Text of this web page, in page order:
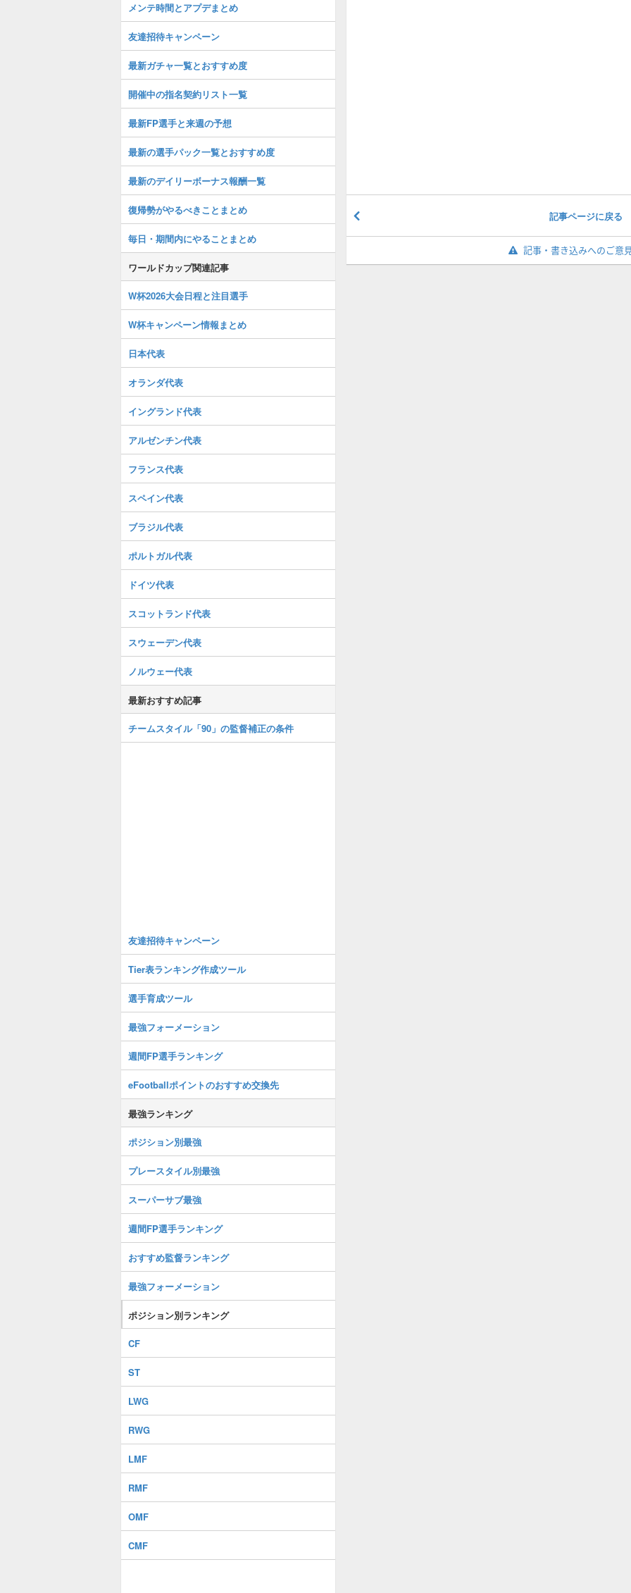
記事ページに戻る
記事・書き込みへのご意
メンテ時間とアプデまとめ
友達招待キャンペーン
最新ガチャ一覧とおすすめ度
開催中の指名契約リスト一覧
最新FP選手と来週の予想
最新の選手パック一覧とおすすめ度
最新のデイリーボーナス報酬一覧
復帰勢がやるべきことまとめ
毎日・期間内にやることまとめ
ワールドカップ関連記事
W杯2026大会日程と注目選手
W杯キャンペーン情報まとめ
日本代表
オランダ代表
イングランド代表
アルゼンチン代表
フランス代表
スペイン代表
ブラジル代表
ポルトガル代表
ドイツ代表
スコットランド代表
スウェーデン代表
ノルウェー代表
最新おすすめ記事
チームスタイル「90」の監督補正の条件
友達招待キャンペーン
Tier表ランキング作成ツール
選手育成ツール
最強フォーメーション
週間FP選手ランキング
eFootballポイントのおすすめ交換先
最強ランキング
ポジション別最強
プレースタイル別最強
スーパーサブ最強
週間FP選手ランキング
おすすめ監督ランキング
最強フォーメーション
ポジション別ランキング
CF
ST
LWG
RWG
LMF
RMF
OMF
CMF